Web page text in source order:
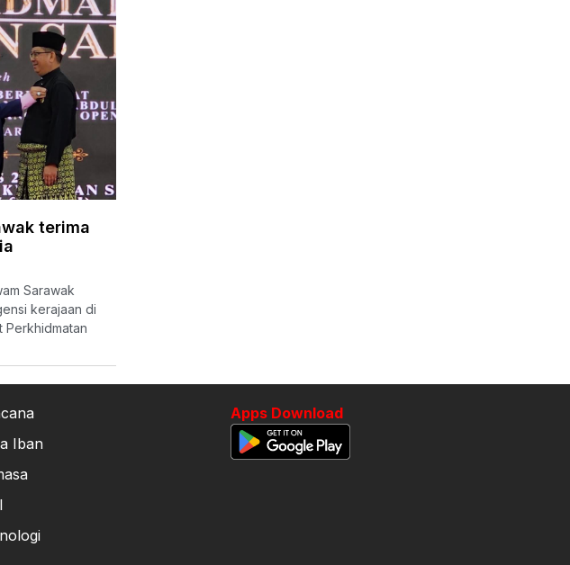
terima
Sarawak
kerajaan di
Perkhidmatan
Iban
Apps Download